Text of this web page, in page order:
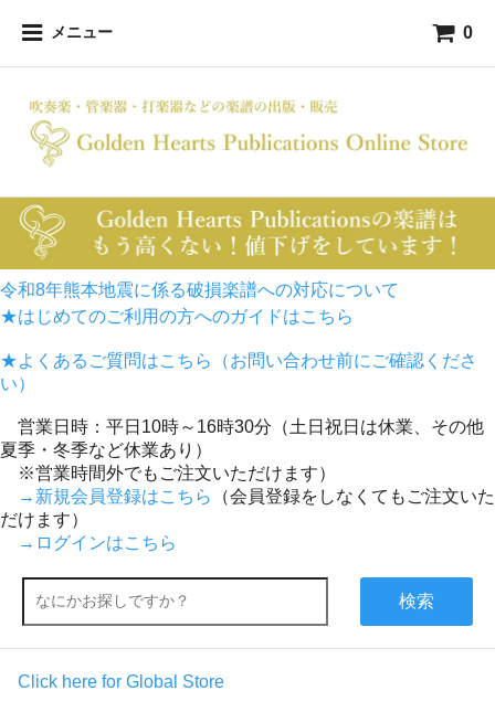
メニュー 0
令和8年熊本地震に係る破損楽譜への対応について
★はじめてのご利用の方へのガイドはこちら
★よくあるご質問はこちら（お問い合わせ前にご確認くださ
い）
営業日時：平日10時～16時30分（土日祝日は休業、その他
夏季・冬季など休業あり）
※営業時間外でもご注文いただけます）
→新規会員登録はこちら
（会員登録をしなくてもご注文いた
だけます）
→ログインはこちら
検索
Click here for Global Store